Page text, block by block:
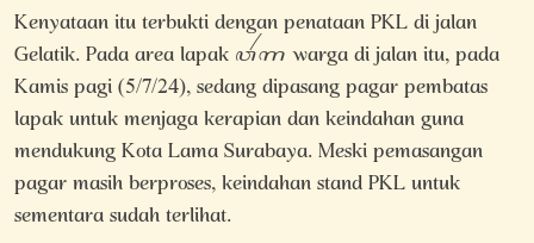
Kenyataan itu terbukti dengan penataan PKL di jalan
Gelatik. Pada area lapak ꦮꦂꦒ warga di jalan itu, pada
Kamis pagi (5/7/24), sedang dipasang pagar pembatas
lapak untuk menjaga kerapian dan keindahan guna
mendukung Kota Lama Surabaya. Meski pemasangan
pagar masih berproses, keindahan stand PKL untuk
sementara sudah terlihat.